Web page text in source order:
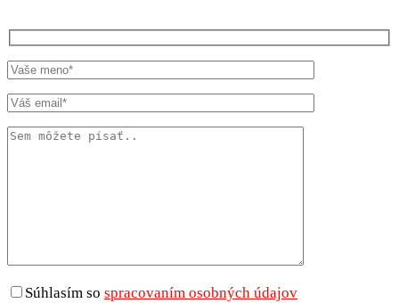
Súhlasím so spracovaním osobných údajov